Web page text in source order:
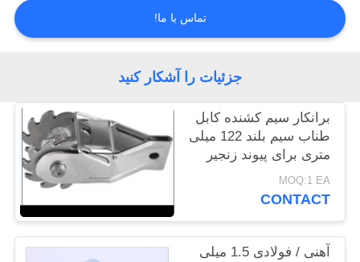
نقل
قول
سایت
PRIVACY
POLICY
تماس با ما!
جزئیات را آشکار کنید
برانکار سیم کشنده کابل
طناب سیم بلند 122 میلی
متری برای پیوند زنجیر
MOQ:1 EA
CONTACT
آهنی / فولادی 1.5 میلی